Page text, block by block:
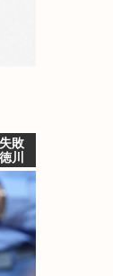
敗
川